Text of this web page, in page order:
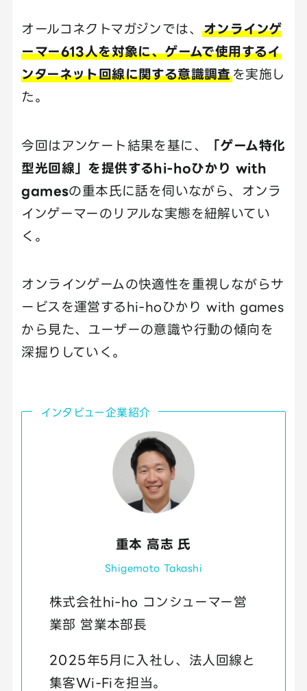
オールコネクトマガジンでは、 オンラインゲ
ーマー613人を対象に、ゲームで使用するイ
ンターネット回線に関する意識調査を実施し
た。
今回はアンケート結果を基に、
「ゲーム特化
型光回線」を提供するhi-hoひかり with
gamesの重本氏に話を伺いながら、オンラ
インゲーマーのリアルな実態を紐解いてい
く。
オンラインゲームの快適性を重視しながらサ
ービスを運営するhi-hoひかり with games
から見た、ユーザーの意識や行動の傾向を
深掘りしていく。
インタビュー企業紹介
重本 高志 氏
Shigemoto Takashi
株式会社hi-ho コンシューマー営
業部 営業本部長
2025年5月に入社し、法人回線と
集客Wi-Fiを担当。